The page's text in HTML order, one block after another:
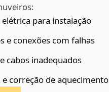
para instalação
e conexões com falhas
cabos inadequados
correção de aquecimento